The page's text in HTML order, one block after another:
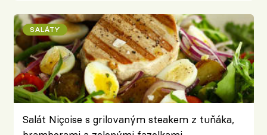
SALÁTY
Salát Niçoise s grilovaným steakem z tuňáka,